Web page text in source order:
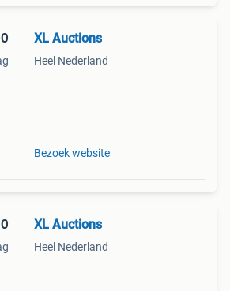
XL Auctions
Heel Nederland
Bezoek website
XL Auctions
Heel Nederland